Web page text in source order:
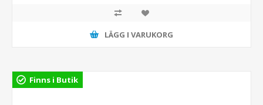
LÄGG I VARUKORG
Finns i Butik